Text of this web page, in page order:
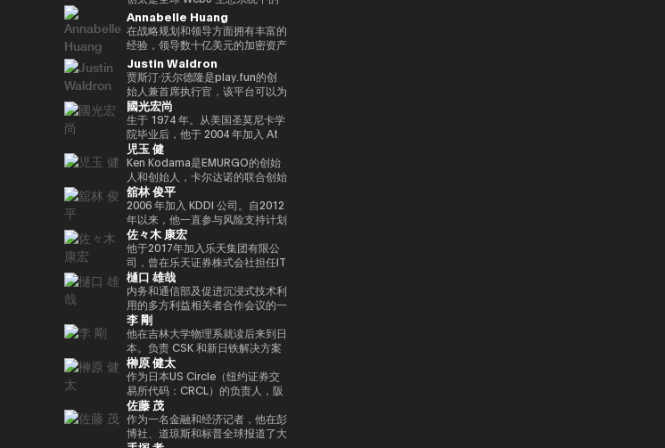
位。他目前居住在新加坡，是区块
链和人工智能技术的狂热粉丝。
ISO/TC307全国审议委员会代表
委员会成员和国防部意见领袖。
他们还以专家身份参加了2018年
七国集团就业创新部长级会议、
2019年G20/V20虚拟资产服务提
供商峰会以及由内阁秘书处主办的
公私数据利用促进基本计划执行委
员会等，并雄心勃勃地致力于
web3行业的发展。
“将代码转化为现实世界的价值”，
正在将自托管钱包发展为下一代金
融基础设施方面发挥作用，并正在
塑造其未来。
涯后，他加入了美国对冲基金戴维
森·肯普纳资本管理公司。之后，
他与他人共同创立了总部位于新加
坡的投资基金3D Investment
Partners。此外，在为数字资产提
供抵押管理和托管服务的
Copper，他曾担任亚太地区收入
经理（亚太区收入主管），并领导
了公司在亚太地区的业务增长。
代表董事。自2001年成立自己的
公司以来，我们已经开展了各种业
务。2016年，他创立了加密货币
交易所Bitpoint并成为其首席执行
官。2019年，他被世界经济论坛
选为全球青年领袖。
先驱力量，也是日本最具影响力的
科技企业家之一。作为 Startale
Group 的创始人兼 CEO，渡边致
力于构建去中心化互联网的基础设
施，其核心使命是“将世界带入链
上（bringing the world
onchain）”。 渡边因领导日本最
大的公共区块链 Astar Network
而声名鹊起，该网络已成为日本
Web3 基础设施的基石。渡边职业
生涯的一个重要里程碑是与索尼集
团合作，通过 Sony Block
Solutions Labs 共同开发了以太
坊二层（Layer-2）区块链——
Soneium。这一举措将日本的区
块链技术定位在消费娱乐、人工智
能和大众普及的交汇点。 在代币
化数字资产和现实世界金融领域，
渡边主导了与 SBI Holdings 的战
略合作伙伴关系，以推进创新基础
设施建设，其中包括完全合规的日
元稳定币，以及针对代币化股票和
现实世界资产（RWA）优化的区
块链开发。
Annabelle Huang
在战略规划和领导方面拥有丰富的
经验，领导数十亿美元的加密资产
平台
Justin Waldron
贾斯汀·沃尔德隆是play.fun的创
始人兼首席执行官，该平台可以为
每款游戏提供即时的真实奖励。此
外，除了作为Playco的联合创始
人兼总裁外，我们还投资于有前途
的日本初创企业，这些初创公司有
望作为涩谷区政府发起的涩谷创业
支持计划的顾问以及X&KSK的合
作伙伴。 他还以天使投资者的身
份活跃，投资了60多家公司，尤
其以Zynga的联合创始人而闻名。
2021年，它被《商业内幕》选为
“前100名种子投资者” 之一。
國光宏尚
生于 1974 年。从美国圣莫尼卡学
院毕业后，他于 2004 年加入 At
Movie Co., Ltd.同年，他就任导
演，负责制作电影和电视剧以及开
展新业务。龟尾株式会社成立于
2007年，担任总裁兼首席执行官
一职。他于2021年从公司退休，
成为金融家有限公司的代表董事兼
首席执行官，该公司于2019年与
ThirdVerse有限公司共同成立。
他的书是《元界与网络3》（MDN
公司）。
児玉 健
Ken Kodama是EMURGO的创始
人和创始人，卡尔达诺的联合创始
人之一，也是世界领先的区块链平
台之一。凭借在加密货币和区块链
领域超过十年的经验，他通过深厚
的专业知识和长期愿景考虑了该行
业的发展。他的使命是通过区块链
技术重新定义信任和价值的概念，
加速实现下一代金融创新。Ken总
部设在新加坡，领导EMURGO考
虑发展全球金融价值链，并考虑加
入专注于技术和创新投资的风险投
资基金Taisu Ventures的投资委
员会。
舘林 俊平
2006 年加入 KDDI 公司。自2012
年以来，他一直参与风险支持计划
KDDI_Labo、风险投资基金和
KDDI开放创新基金，主要负责体
育、娱乐、XR和Web3领域的投
资和联盟。自2025/4以来，他一
直担任现任职务。
佐々木 康宏
他于2017年加入乐天集团有限公
司，曾在乐天证券株式会社担任IT
部门经理兼金融科技部副总经理，
自2018/9以来一直担任该公司的
现任职务。目前，正在推广各种措
施，以帮助提高整个国内加密资产
行业的安全水平。毕业于东京工业
大学研究生院。
樋口 雄哉
内务和通信部及促进沉浸式技术利
用的多方利益相关者合作会议的一
名成员在大学毕业后在一家信用卡
公司找到了一份工作。我在 2006
年转到了雅虎，在制定业务战略和
负责媒体和广告领域的支付/银行
服务方面积累了丰富的经验。他被
借调到日本网络银行（现为
PayPay银行），启动了商业金融
服务，并从事企业管理和营销业
务。他还负责Megabank和雅虎之
李 剛
他在吉林大学物理系就读后来到日
本。负责 CSK 和新日铁解决方案
的思科网络的设计和建设。2009
年，他创立了网星并担任总裁兼首
席执行官一职。自成立以来，它一
直专注于国际通信网关业务，并一
直在利用支付x技术的力量进行市
场创造和行为创新。
榊原 健太
作为日本US Circle（纽约证券交
易所代码：CRCL）的负责人，阪
木原健太负责监督日本的业务战略
和市场发展。它促进了国内合作伙
伴关系的建设和生态系统的扩展，
佐藤 茂
作为一名金融和经济记者，他在彭
博社、道琼斯和标普全球报道了大